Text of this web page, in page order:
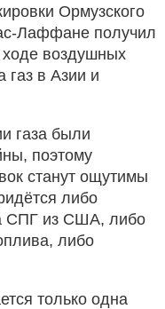
Ормузского
Лаффане получил
воздушных
в Азии и
газа были
поэтому
станут ощутимы
либо
СПГ из США, либо
либо
только одна